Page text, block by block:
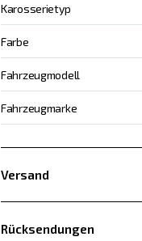
Karosserietyp
Farbe
Fahrzeugmodell
Fahrzeugmarke
Versand
Rücksendungen